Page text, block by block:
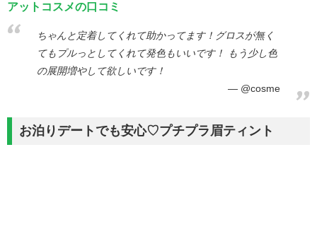
アットコスメの口コミ
ちゃんと定着してくれて助かってます！グロスが無く
てもプルっとしてくれて発色もいいです！ もう少し色
の展開増やして欲しいです！
@cosme
お泊りデートでも安心♡プチプラ眉ティント